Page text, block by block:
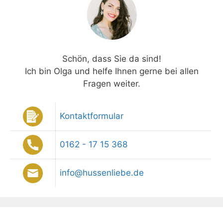
Schön, dass Sie da sind!
Ich bin Olga und helfe Ihnen gerne bei allen
Fragen weiter.
Kontaktformular
0162 - 17 15 368
info@hussenliebe.de